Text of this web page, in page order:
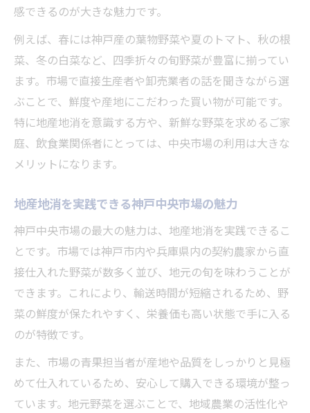
感できるのが大きな魅力です。
例えば、春には神戸産の葉物野菜や夏のトマト、秋の根
菜、冬の白菜など、四季折々の旬野菜が豊富に揃ってい
ます。市場で直接生産者や卸売業者の話を聞きながら選
ぶことで、鮮度や産地にこだわった買い物が可能です。
特に地産地消を意識する方や、新鮮な野菜を求めるご家
庭、飲食業関係者にとっては、中央市場の利用は大きな
メリットになります。
地産地消を実践できる神戸中央市場の魅力
神戸中央市場の最大の魅力は、地産地消を実践できるこ
とです。市場では神戸市内や兵庫県内の契約農家から直
接仕入れた野菜が数多く並び、地元の旬を味わうことが
できます。これにより、輸送時間が短縮されるため、野
菜の鮮度が保たれやすく、栄養価も高い状態で手に入る
のが特徴です。
また、市場の青果担当者が産地や品質をしっかりと見極
めて仕入れているため、安心して購入できる環境が整っ
ています。地元野菜を選ぶことで、地域農業の活性化や